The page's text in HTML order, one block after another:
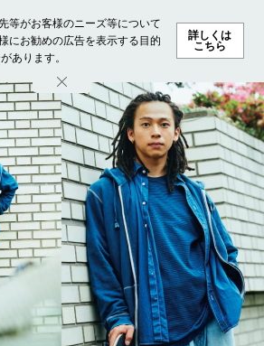
等がお客様のニーズ等について
にお勧めの広告を表示する目的
あります。
詳しくは
こちら
ランキング ファッション ビューテ